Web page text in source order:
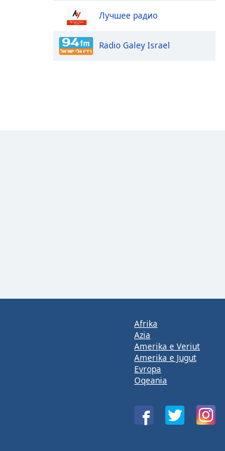
Лучшее радио
Radio Galey Israel
Afrika
Azia
Amerika e Veriut
Amerika e Jugut
Evropa
Oqeania